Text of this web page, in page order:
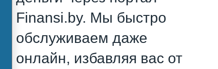
Finansi.by. Мы быстро
обслуживаем даже
онлайн, избавляя вас от